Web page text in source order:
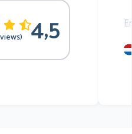
4,5